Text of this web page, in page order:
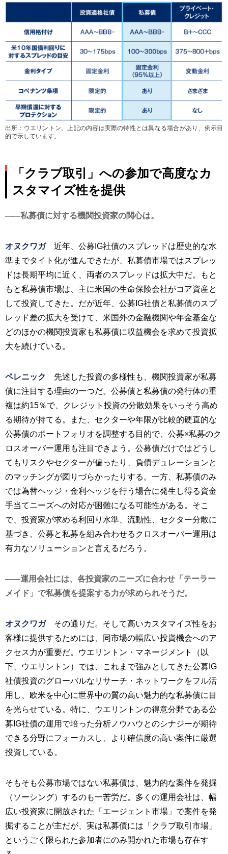
出所：ウエリントン。上記の内容は実際の特性とは異なる場合があり、例示目
的で示しています。
「クラブ取引」への参加で高度なカ
スタマイズ性を提供
私募債に対する機関投資家の関心は。
オヌクワガ近年、公募IG社債のスプレッドは歴史的な水
準までタイト化が進んできたが、私募債市場ではスプレッ
ドは長期平均に近く、両者のスプレッドは拡大中だ。もと
もと私募債市場は、主に米国の生命保険会社がコア資産と
して投資してきた。だが近年、公募IG社債と私募債のスプ
レッド差の拡大を受けて、米国外の金融機関や年金基金な
どのほかの機関投資家も私募債に収益機会を求めて投資拡
大を続けている。
ペレニック
先述した投資の多様性も、機関投資家が私募
債に注目する理由の一つだ。公募債と私募債の発行体の重
複は約15％で、クレジット投資の分散効果をいっそう高め
る期待が持てる。また、セクターや年限が比較的硬直的な
公募債のポートフォリオを調整する目的で、公募×私募のク
ロスオーバー運用も注目できよう。公募債だけではどうし
てもリスクやセクターが偏ったり、負債デュレーションと
のマッチングが図りづらかったりする。一方、私募債のみ
では為替ヘッジ・金利ヘッジを行う場合に発生し得る資金
手当てニーズへの対応が困難になる可能性がある。そこ
で、投資家が求める利回り水準、流動性、セクター分散に
基づき、公募と私募を組み合わせるクロスオーバー運用は
有力なソリューションと言えるだろう。
運用会社には、各投資家のニーズに合わせ「テーラー
メイド」で私募債を提案する力が求められそうだ。
オヌクワガその通りだ。そして高いカスタマイズ性をお
客様に提供するためには、同市場の幅広い投資機会へのア
クセス力が重要だ。ウエリントン・マネージメント（以
下、ウエリントン）では、これまで強みとしてきた公募IG
社債投資のグローバルなリサーチ・ネットワークをフル活
用し、欧米を中心に世界中の質の高い魅力的な私募債に目
を光らせている。特に、ウエリントンの得意分野である公
募IG社債の運用で培った分析ノウハウとのシナジーが期待
できる分野にフォーカスし、より確信度の高い案件に厳選
投資している。
そもそも公募市場ではない私募債は、魅力的な案件を発掘
（ソーシング）するのも一苦労だ。多くの運用会社は、幅
広い投資家に開放された「エージェント市場」で案件を発
掘することが主だが、実は私募債には「クラブ取引市場」
というごく限られた参加者にのみ開かれた市場も存在す